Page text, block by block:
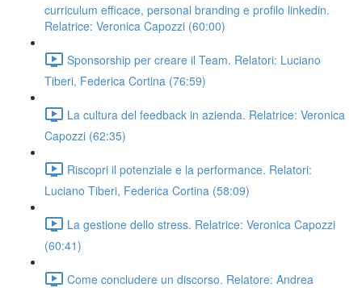
curriculum efficace, personal branding e profilo linkedin.
Relatrice: Veronica Capozzi (60:00)
Sponsorship per creare il Team. Relatori: Luciano
Tiberi, Federica Cortina (76:59)
La cultura del feedback in azienda. Relatrice: Veronica
Capozzi (62:35)
Riscopri il potenziale e la performance. Relatori:
Luciano Tiberi, Federica Cortina (58:09)
La gestione dello stress. Relatrice: Veronica Capozzi
(60:41)
Come concludere un discorso. Relatore: Andrea